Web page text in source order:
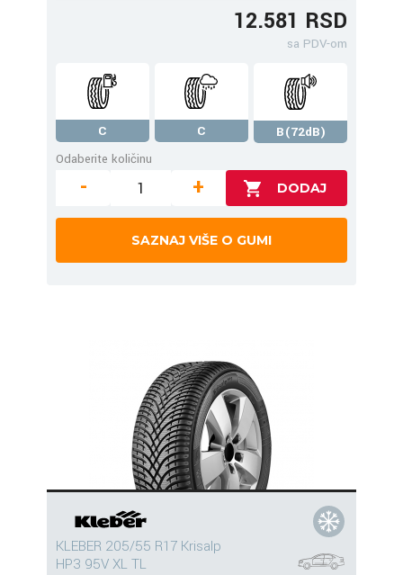
12.581 RSD
sa PDV-om
C C
B(72dB)
Odaberite količinu
- +
SAZNAJ VIŠE O GUMI
KLEBER 205/55 R17 Krisalp
HP3 95V XL TL